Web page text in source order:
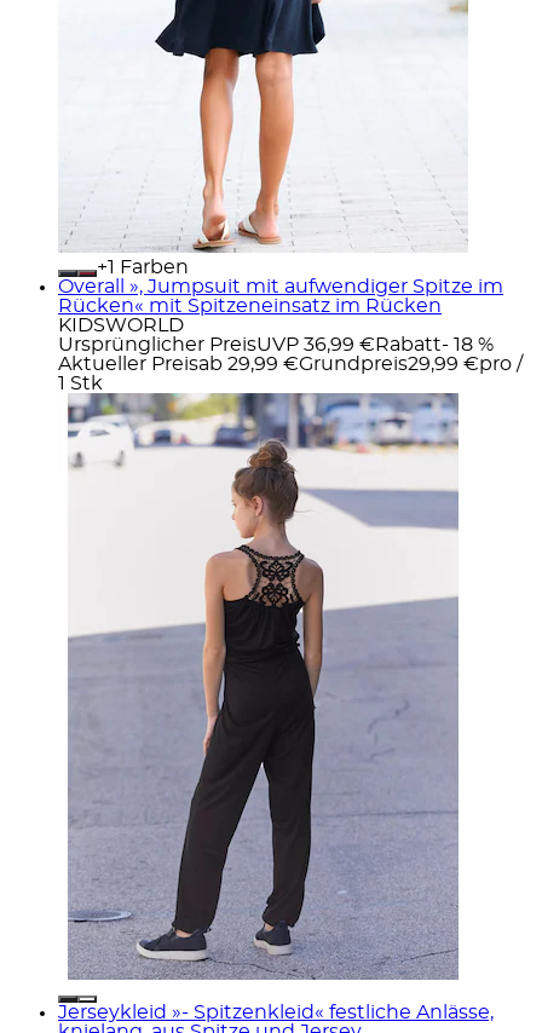
+
Farben
Overall », Jumpsuit mit aufwendiger Spitze im
Rücken« mit Spitzeneinsatz im Rücken
KIDSWORLD
Ursprünglicher PreisUVP 36,99 € Rabatt- 18 %
Aktueller Preisab 29,99 €Grundpreis29,99 €pro /
1 Stk
Jerseykleid »- Spitzenkleid« festliche Anlässe,